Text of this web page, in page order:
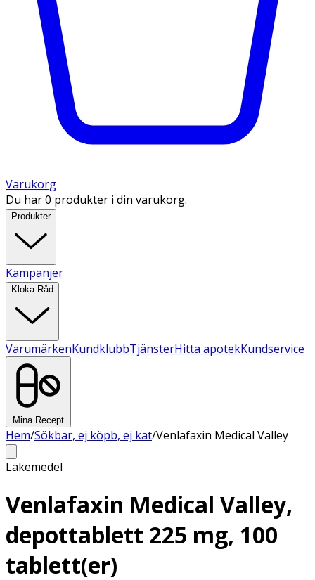
Varukorg
Du har 0 produkter i din varukorg.
Produkter
Kampanjer
Kloka Råd
VarumärkenKundklubbTjänsterHitta apotekKundservice
Mina Recept
Hem/Sökbar, ej köpb, ej kat/Venlafaxin Medical Valley
Läkemedel
Venlafaxin Medical Valley,
depottablett 225 mg, 100
tablett(er)